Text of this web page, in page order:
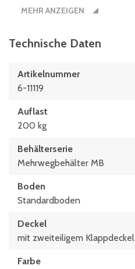
610 mm
198 mm
MEHR ANZEIGEN
Technische Daten
Artikelnummer
6-11119
Auflast
200 kg
Behälterserie
Mehrwegbehälter MB
Boden
Standardboden
Deckel
mit zweiteiligem Klappdeckel
Farbe